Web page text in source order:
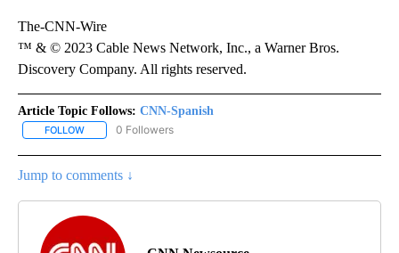
The-CNN-Wire
™ & © 2023 Cable News Network, Inc., a Warner Bros.
Discovery Company. All rights reserved.
Article Topic Follows: CNN-Spanish
FOLLOW FOLLOW "CNN-SPANISH" TO RECEIVE NOTIFICATIONS ABOUT
0 Followers
Jump to comments ↓